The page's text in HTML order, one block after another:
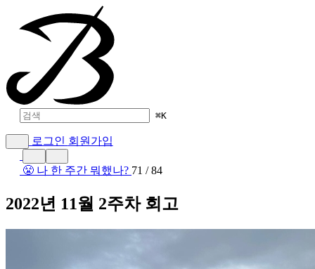
⌘K
로그인 회원가입
😤 나 한 주간 뭐했나? 71 / 84
2022년 11월 2주차 회고